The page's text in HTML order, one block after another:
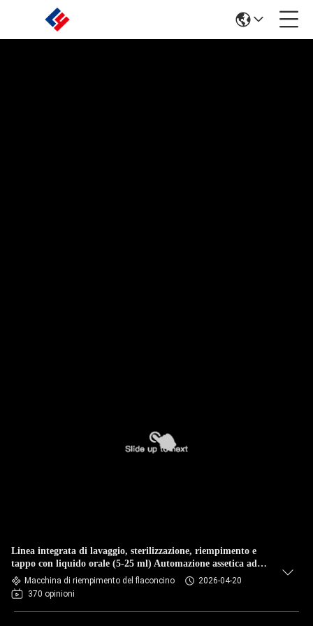
Linea integrata di lavaggio, sterilizzazione, riempimento e
tappo con liquido orale (5-25 ml) Automazione assetica ad
alta capacità con tecnologia di dosaggio di tracciamento
Macchina di riempimento del flaconcino
2026-04-20
370 opinioni